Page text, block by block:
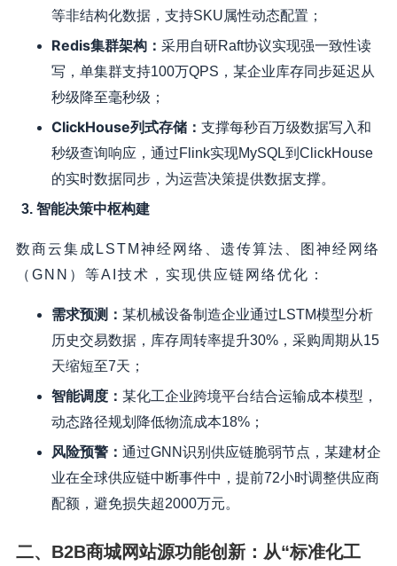
等非结构化数据，支持SKU属性动态配置；
Redis集群架构： 采用自研Raft协议实现强一致性读
写，单集群支持100万QPS，某企业库存同步延迟从
秒级降至毫秒级；
ClickHouse列式存储： 支撑每秒百万级数据写入和
秒级查询响应，通过Flink实现MySQL到ClickHouse
的实时数据同步，为运营决策提供数据支撑。
3. 智能决策中枢构建
数商云集成LSTM神经网络、遗传算法、图神经网络
（GNN）等AI技术，实现供应链网络优化：
需求预测 ： 某机械设备制造企业通过LSTM模型分析
历史交易数据，库存周转率提升30%，采购周期从15
天缩短至7天；
智能调度： 某化工企业跨境平台结合运输成本模型，
动态路径规划降低物流成本18%；
风险预警： 通过GNN识别供应链脆弱节点，某建材企
业在全球供应链中断事件中，提前72小时调整供应商
配额，避免损失超2000万元。
二、B2B商城网站源功能创新：从“标准化工